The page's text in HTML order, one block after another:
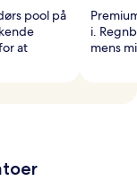
pool på
at
i.
mens